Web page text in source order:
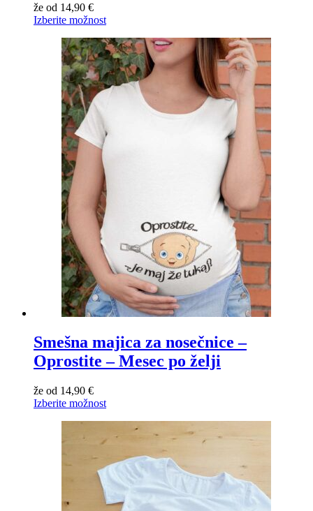
že od 14,90 €
Izberite možnost
Smešna majica za nosečnice –
Oprostite – Mesec po želji
že od 14,90 €
Izberite možnost